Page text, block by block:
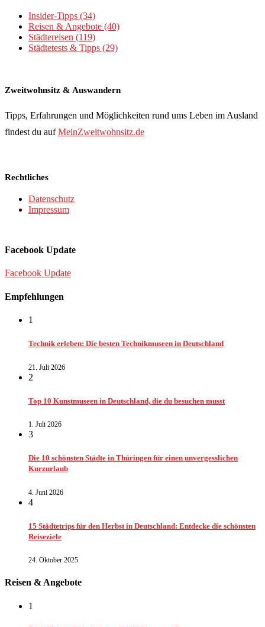
Insider-Tipps (34)
Reisen & Angebote (40)
Städtereisen (119)
Städtetests & Tipps (29)
Zweitwohnsitz & Auswandern
Tipps, Erfahrungen und Möglichkeiten rund ums Leben im Ausland
findest du aufMeinZweitwohnsitz.de
Rechtliches
Datenschutz
Impressum
Facebook Update
Facebook Update
Empfehlungen
1
Technik erleben: Die besten Technikmuseen in Deutschland
21. Juli 2026
2
Top 10 Kunstmuseen in Deutschland, die du besuchen musst
1. Juli 2026
3
Die 10 schönsten Städte in Thüringen für einen unvergesslichen
Kurzurlaub
4. Juni 2026
4
15 Städtetrips für den Herbst in Deutschland: Entdecke die schönsten
Reiseziele
24. Oktober 2025
Reisen & Angebote
1